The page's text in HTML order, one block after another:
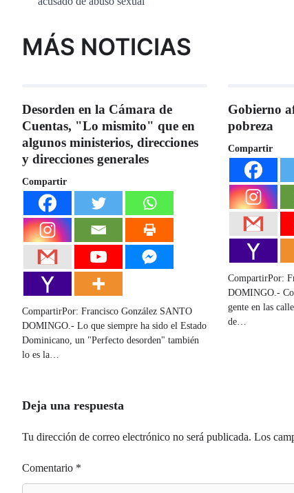
entradas
MÁS NOTICIAS
Desorden en la Cámara de
Cuentas, "Lo mismito" que en
algunos ministerios, direcciones
y direcciones generales
Compartir
CompartirPor: Francisco González SANTO
DOMINGO.- Lo que siempre ha sido el Estado
Dominicano, un "Perfecto desorden" también
lo es la…
Gobierno
pobreza
Compartir
CompartirPor:
DOMINGO.-
gente en las
de…
Deja una respuesta
Tu dirección de correo electrónico no será publicada. Los
Comentario *